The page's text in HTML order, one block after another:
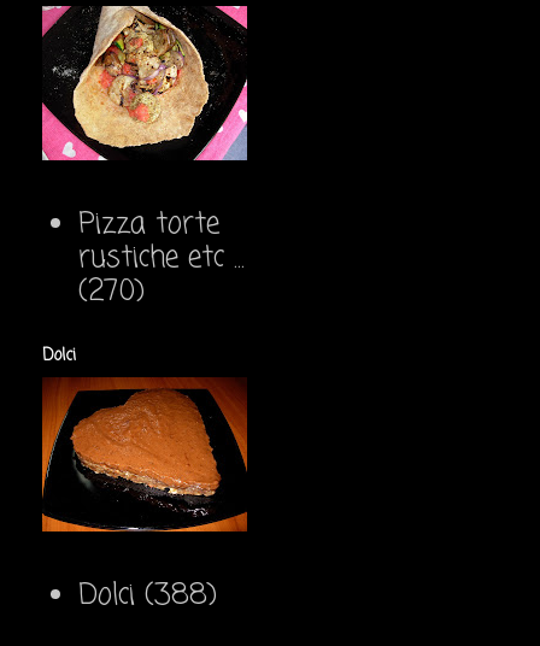
Pizza torte
rustiche etc ...
(270)
Dolci
Dolci (388)